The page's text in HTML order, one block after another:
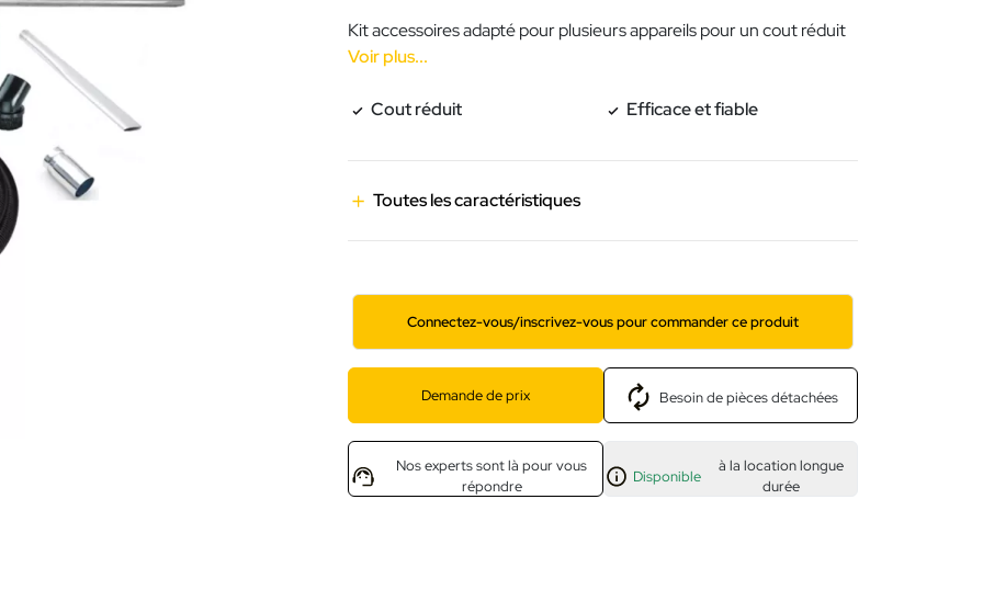
Kit accessoires adapté pour plusieurs appareils pour un cout réduit
Voir plus...
Cout réduit Efficace et fiable
Toutes les caractéristiques
Connectez-vous/inscrivez-vous pour commander ce produit
Demande de prix Besoin de pièces détachées
Nos experts sont là pour vous
répondre
Disponible
à la location longue
durée